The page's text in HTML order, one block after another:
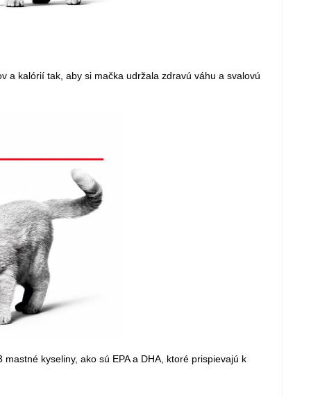
a kalórií tak, aby si mačka udržala zdravú váhu a svalovú
kyseliny, ako sú EPA a DHA, ktoré prispievajú k